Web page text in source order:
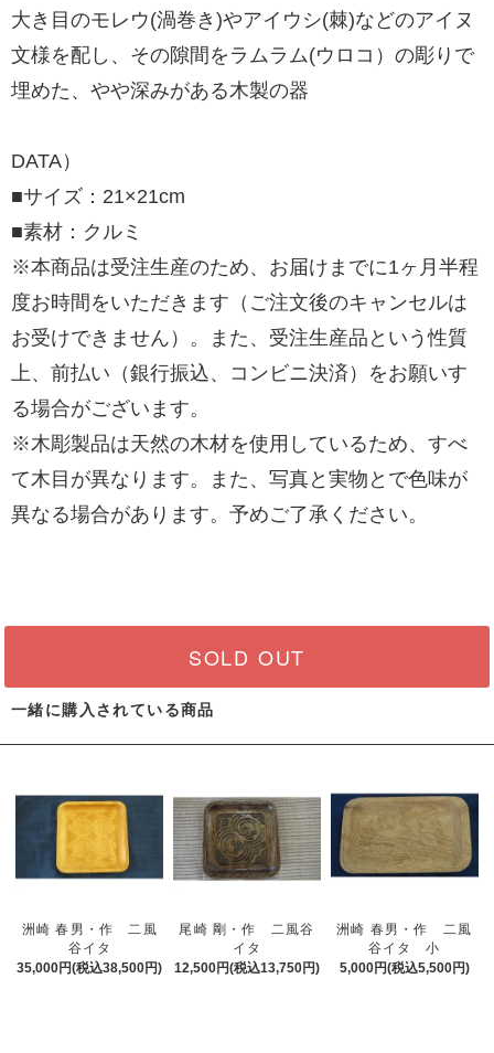
大き目のモレウ(渦巻き)やアイウシ(棘)などのアイヌ
文様を配し、その隙間をラムラム(ウロコ）の彫りで
埋めた、やや深みがある木製の器
DATA）
■サイズ：21×21cm
■素材：クルミ
※本商品は受注生産のため、お届けまでに1ヶ月半程
度お時間をいただきます（ご注文後のキャンセルは
お受けできません）。また、受注生産品という性質
上、前払い（銀行振込、コンビニ決済）をお願いす
る場合がございます。
※木彫製品は天然の木材を使用しているため、すべ
て木目が異なります。また、写真と実物とで色味が
異なる場合があります。予めご了承ください。
SOLD OUT
一緒に購入されている商品
洲崎 春男・作 二風
谷イタ
35,000円(税込38,500円)
尾崎 剛・作 二風谷
イタ
12,500円(税込13,750円)
洲崎 春男・作 二風
谷イタ 小
5,000円(税込5,500円)